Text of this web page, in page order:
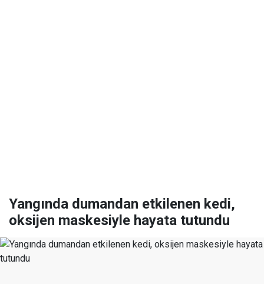
Yangında dumandan etkilenen kedi,
oksijen maskesiyle hayata tutundu